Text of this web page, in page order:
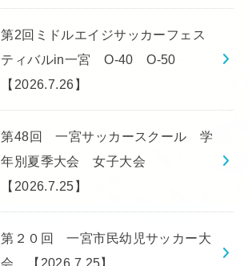
第2回ミドルエイジサッカーフェス
ティバルin一宮 O-40 O-50
【2026.7.26】
第48回 一宮サッカースクール 学
年別夏季大会 女子大会
【2026.7.25】
第２０回 一宮市民幼児サッカー大
会 【2026.7.25】